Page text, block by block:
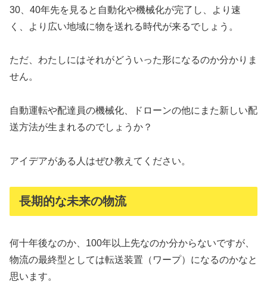
30、40年先を見ると自動化や機械化が完了し、より速
く、より広い地域に物を送れる時代が来るでしょう。
ただ、わたしにはそれがどういった形になるのか分かりま
せん。
自動運転や配達員の機械化、ドローンの他にまた新しい配
送方法が生まれるのでしょうか？
アイデアがある人はぜひ教えてください。
長期的な未来の物流
何十年後なのか、100年以上先なのか分からないですが、
物流の最終型としては転送装置（ワープ）になるのかなと
思います。